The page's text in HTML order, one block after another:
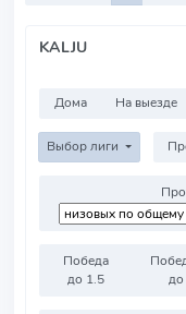
KALJU
Дома На выезде
Выбор лиги
Победа
до 1.5